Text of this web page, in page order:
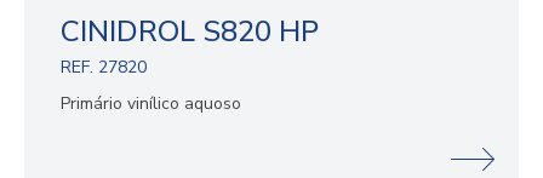
CINIDROL S820 HP
REF. 27820
Primário vinílico aquoso